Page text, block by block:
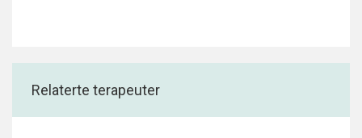
Relaterte terapeuter